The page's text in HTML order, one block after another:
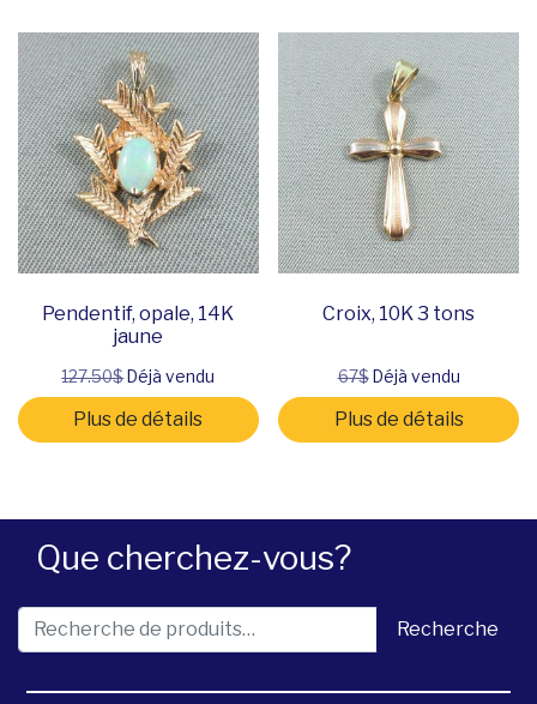
Que cherchez-vous?
Recherche pour : Recherche
Pendentif, opale, 14K
jaune
127.50$Déjà vendu
Plus de détails
Croix, 10K 3 tons
67$Déjà vendu
Plus de détails